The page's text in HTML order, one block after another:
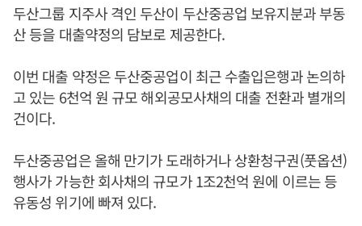
두산그룹 지주사 격인 두산이 두산중공업 보유지분과 부동
산 등을 대출약정의 담보로 제공한다.
이번 대출 약정은 두산중공업이 최근 수출입은행과 논의하
고 있는 6천억 원 규모 해외공모사채의 대출 전환과 별개의
건이다.
두산중공업은 올해 만기가 도래하거나 상환청구권(풋옵션)
행사가 가능한 회사채의 규모가 1조2천억 원에 이르는 등
유동성 위기에 빠져 있다.